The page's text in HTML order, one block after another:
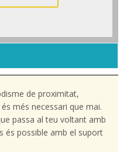
de proximitat,
més necessari que mai.
passa al teu voltant amb
és possible amb el suport